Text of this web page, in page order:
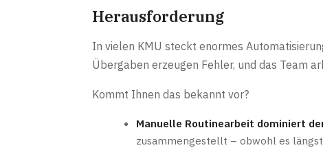
Herausforderung
In vielen KMU steckt enormes
Übergaben erzeugen Fehler, und das Team
Kommt Ihnen das bekannt vor?
Manuelle Routinearbeit dominiert
zusammengestellt – obwohl es